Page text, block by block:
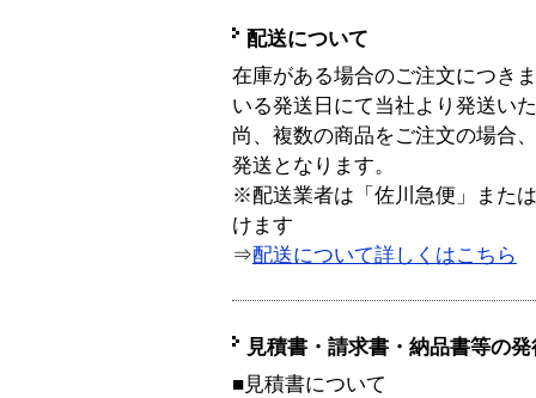
配送について
在庫がある場合のご注文につき
いる発送日にて当社より発送い
尚、複数の商品をご注文の場合
発送となります。
※配送業者は「佐川急便」また
けます
⇒配送について詳しくはこちら
見積書・請求書・納品書等の
■見積書について